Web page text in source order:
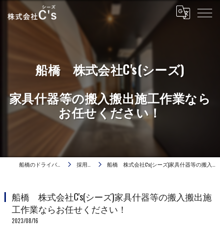
船橋 株式会社C's(シーズ)
家具什器等の搬入搬出施工作業なら
お任せください！
船橋のドライバーは株式会社C's 採用ブログ 船橋 株式会社C's(シーズ)家具什器等の搬入搬出施工作業ならお任せください！
船橋 株式会社C's(シーズ)家具什器等の搬入搬出施
工作業ならお任せください！
2023/08/16